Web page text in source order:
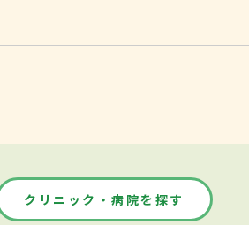
クリニック・病院を探す